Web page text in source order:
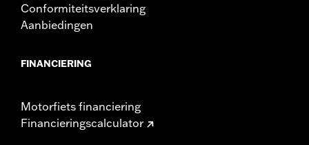
Conformiteitsverklaring
Aanbiedingen
FINANCIERING
Motorfiets financiering
Financieringscalculator